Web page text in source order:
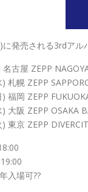
発売される3rdアル
古屋 ZEPP
札幌 ZEPP
福岡 ZEPP
大阪 ZEPP OSAKA
東京 ZEPP
入場可??